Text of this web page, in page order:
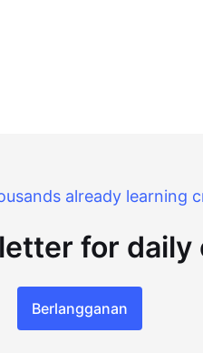
already learning
for
Berlangganan